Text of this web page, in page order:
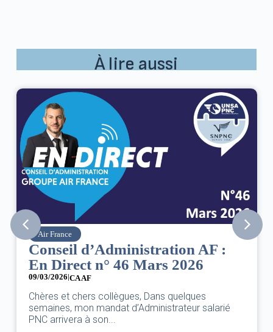
À lire aussi
Air France
Conseil d’Administration AF :
En Direct n° 46 Mars 2026
09/03/2026|CA AF
Chères et chers collègues, Dans quelques
semaines, mon mandat d’Administrateur salarié
PNC arrivera à son...